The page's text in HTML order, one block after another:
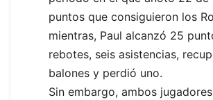
puntos que consiguieron los
mientras, Paul alcanzó 25
rebotes, seis asistencias,
balones y perdió uno.
Sin embargo, ambos jugadores